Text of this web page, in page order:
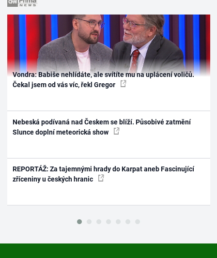
Vondra: Babiše nehlídáte, ale svítíte mu na uplácení voličů.
Čekal jsem od vás víc, řekl Gregor
Nebeská podívaná nad Českem se blíží. Působivé zatmění
Slunce doplní meteorická show
REPORTÁŽ: Za tajemnými hrady do Karpat aneb Fascinující
zříceniny u českých hranic